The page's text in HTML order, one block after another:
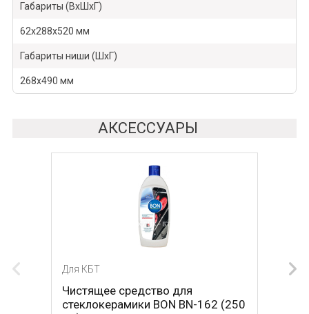
Габариты (ВхШхГ)
62х288х520 мм
Габариты ниши (ШхГ)
268х490 мм
АКСЕССУАРЫ
Для КБТ
Чистящее средство для
стеклокерамики BON BN-162 (250
Для КБТ
Скребок для ухода за
стеклокерамикой BON BN-603